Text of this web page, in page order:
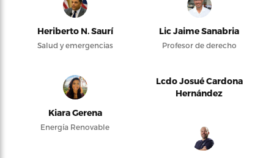
Heriberto N. Saurí
Salud y emergencias
Lic Jaime Sanabria
Profesor de derecho
Kiara Gerena
Energía Renovable
Lcdo Josué Cardona
Hernández